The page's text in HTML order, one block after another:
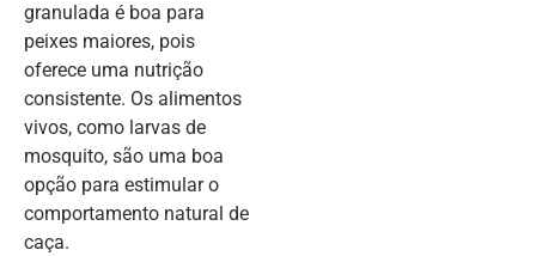
granulada é boa para
peixes maiores, pois
oferece uma nutrição
consistente. Os alimentos
vivos, como larvas de
mosquito, são uma boa
opção para estimular o
comportamento natural de
caça.